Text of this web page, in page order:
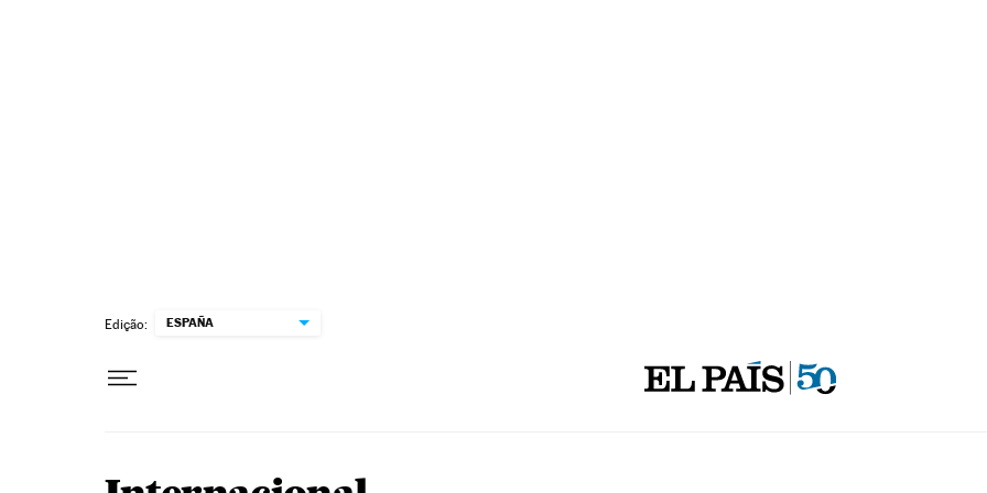
Edição: ESPAÑA